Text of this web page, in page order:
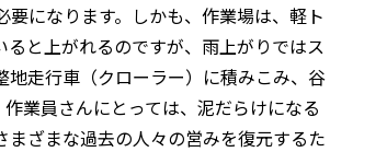
になります。しかも、作業場は、軽ト
と上がれるのですが、雨上がりではス
走行車（クローラー）に積みこみ、谷
業員さんにとっては、泥だらけになる
ざまな過去の人々の営みを復元するた